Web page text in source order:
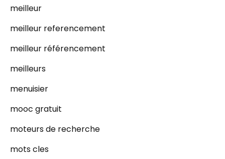
meilleur
meilleur referencement
meilleur référencement
meilleurs
menuisier
mooc gratuit
moteurs de recherche
mots cles